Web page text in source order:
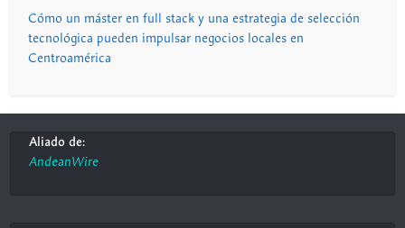
Cómo un máster en full stack y una estrategia de selección
tecnológica pueden impulsar negocios locales en
Centroamérica
Aliado de:
AndeanWire